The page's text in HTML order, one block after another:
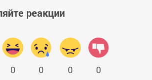
реакции
0 0 0 0